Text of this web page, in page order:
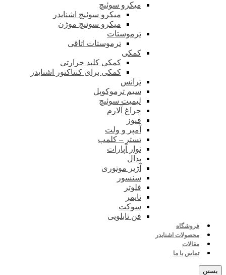
میکرو سوئیچ
میکرو سوئیچ اشنایدر
میکرو سوئیچ موژن
ترموستات
ترموستات اتاقی
کمکی
کمکی کلید حرارتی
کمکی برای کنتاکتور اشنایدر
ترانس
سیم ترموکوپل
لیمیت سوئیچ
چراغ آلارم
فیوز
آمپر و ولت
تستر – کلمپ
نوار آپارات
پدال
آژیر موتوری
سنسور
فلوتر
تایمر
سوکت
فن تابلویی
فروشگاه
محصولات اشنایدر
مقالات
تماس با ما
بستن